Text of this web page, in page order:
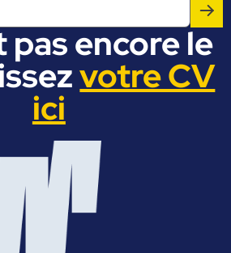
pas encore le
votre CV
ici